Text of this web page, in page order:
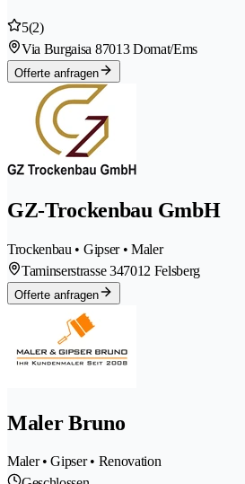
5(2)
Via Burgaisa 87013 Domat/Ems
Offerte anfragen
GZ-Trockenbau GmbH
Trockenbau • Gipser • Maler
Taminserstrasse 347012 Felsberg
Offerte anfragen
Maler Bruno
Maler • Gipser • Renovation